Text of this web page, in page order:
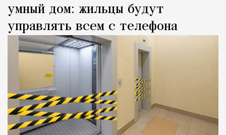
умный дом: жильцы будут
управлять всем с телефона